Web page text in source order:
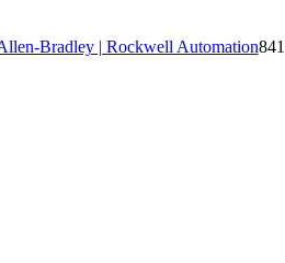
Bradley | Rockwell Automation841